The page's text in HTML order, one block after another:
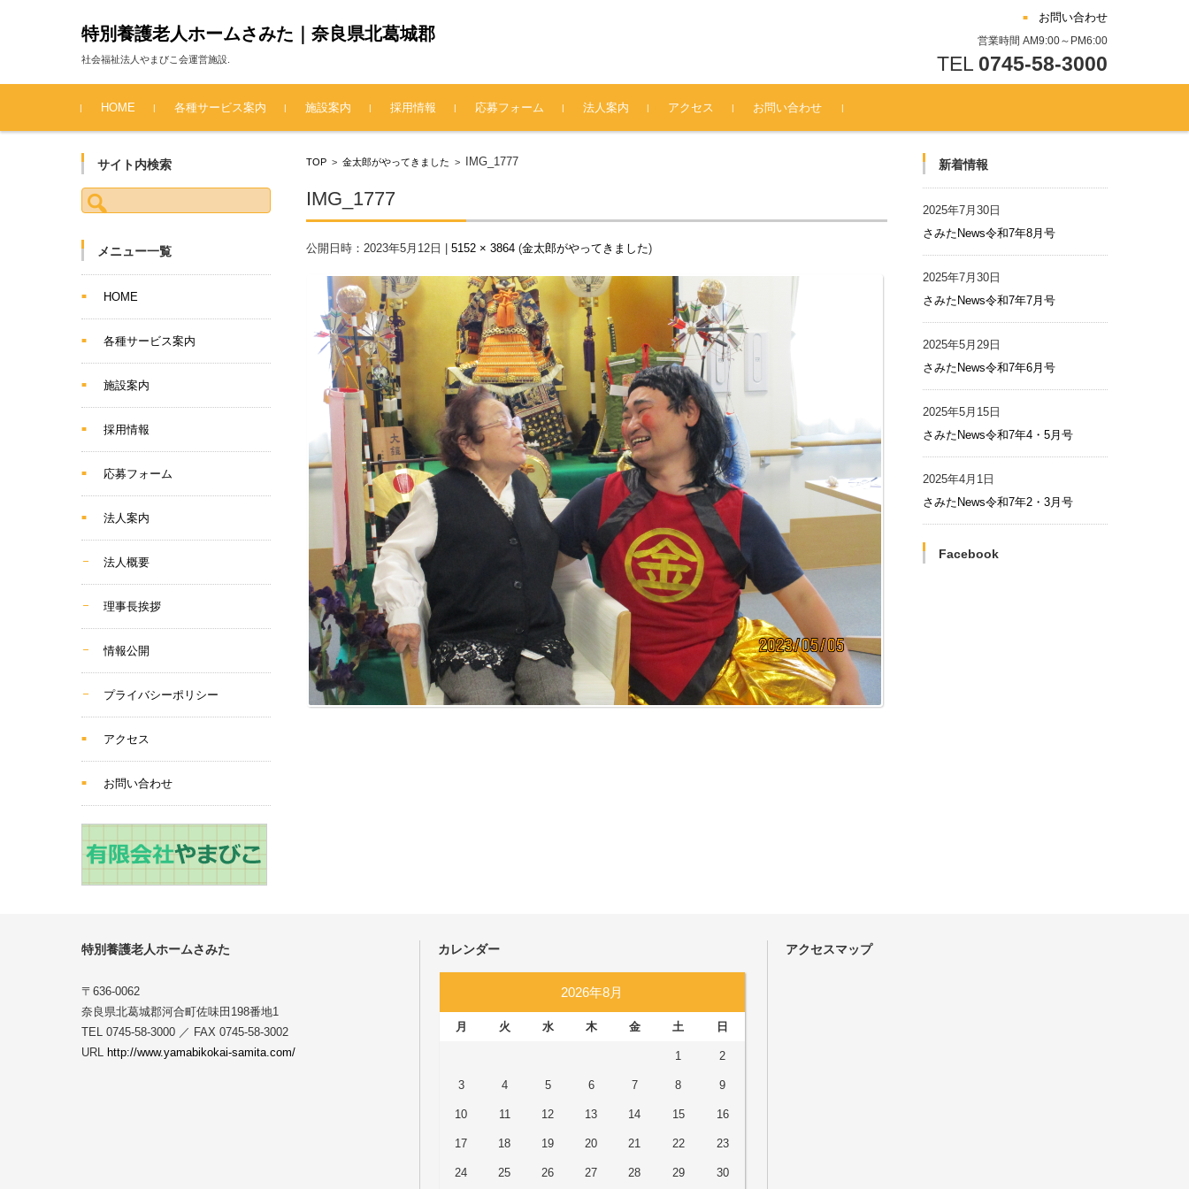
特別養護老人ホームさみた｜奈良県北葛城郡
社会福祉法人やまびこ会運営施設.
お問い合わせ
営業時間 AM9:00～PM6:00
TEL 0745-58-3000
コンテンツに移動
HOME
各種サービス案内 施設案内 採用情報 応募フォーム 法人案内 アクセス お問い合わせ
TOP >金太郎がやってきました > IMG_1777
IMG_1777
公開日時：2023年5月12日 |5152 × 3864 (金太郎がやってきました)
サイト内検索
検索:
メニュー一覧
HOME
各種サービス案内
施設案内
採用情報
応募フォーム
法人案内
法人概要
理事長挨拶
情報公開
プライバシーポリシー
アクセス
お問い合わせ
新着情報
2025年7月30日
さみたNews令和7年8月号
2025年7月30日
さみたNews令和7年7月号
2025年5月29日
さみたNews令和7年6月号
2025年5月15日
さみたNews令和7年4・5月号
2025年4月1日
さみたNews令和7年2・3月号
Facebook
特別養護老人ホームさみた
〒636-0062
奈良県北葛城郡河合町佐味田198番地1
TEL 0745-58-3000 ／ FAX 0745-58-3002
URL http://www.yamabikokai-samita.com/
カレンダー
2026年8月
月 火 水 木 金 土 日
1 2
3 4 5 6 7 8 9
10 11 12 13 14 15 16
17 18 19 20 21 22 23
24 25 26 27 28 29 30
アクセスマップ